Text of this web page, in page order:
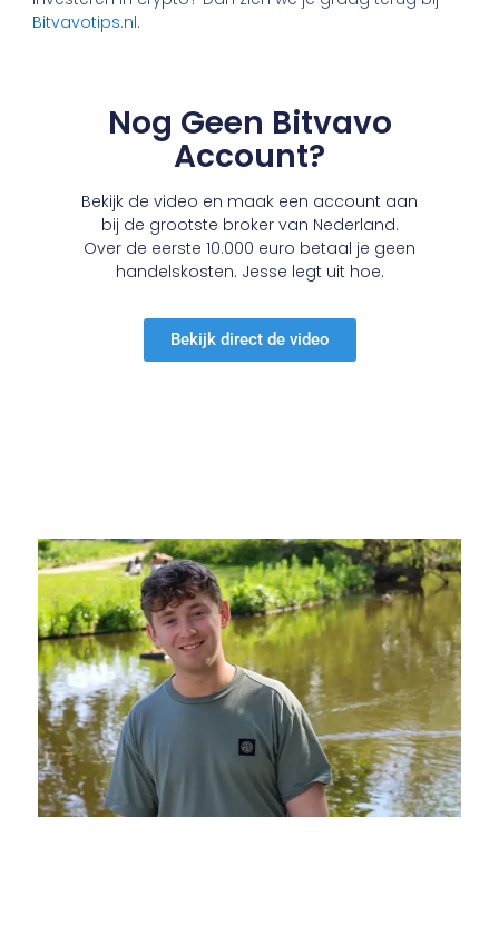
Bitvavotips.nl.
Nog Geen Bitvavo
Account?
Bekijk de video en maak een account aan
bij de grootste broker van Nederland.
Over de eerste 10.000 euro betaal je geen
handelskosten. Jesse legt uit hoe.
Bekijk direct de video